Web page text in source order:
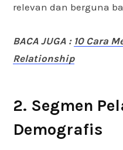
relevan dan berguna
BACA JUGA : 10 Cara
Relationship
2. Segmen
Demografis